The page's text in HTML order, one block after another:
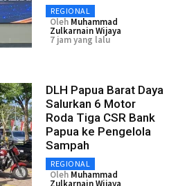
REGIONAL
Oleh Muhammad
Zulkarnain Wijaya
7 jam yang lalu
DLH Papua Barat Daya
Salurkan 6 Motor
Roda Tiga CSR Bank
Papua ke Pengelola
Sampah
REGIONAL
Oleh Muhammad
Zulkarnain Wijaya